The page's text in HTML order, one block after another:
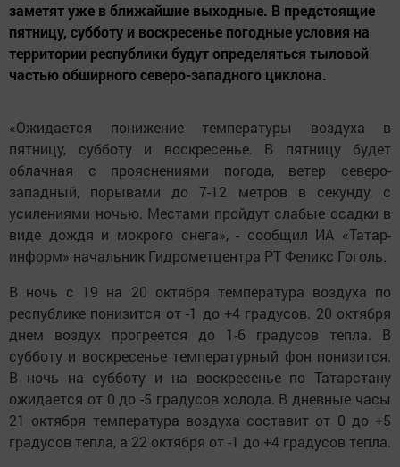
заметят уже в ближайшие выходные. В предстоящие
пятницу, субботу и воскресенье погодные условия на
территории республики будут определяться тыловой
частью обширного северо-западного циклона.
«Ожидается понижение температуры воздуха в
пятницу, субботу и воскресенье. В пятницу будет
облачная с прояснениями погода, ветер северо-
западный, порывами до 7-12 метров в секунду, с
усилениями ночью. Местами пройдут слабые осадки в
виде дождя и мокрого снега», - сообщил ИА «Татар-
информ» начальник Гидрометцентра РТ Феликс Гоголь.
В ночь с 19 на 20 октября температура воздуха по
республике понизится от -1 до +4 градусов. 20 октября
днем воздух прогреется до 1-6 градусов тепла. В
субботу и воскресенье температурный фон понизится.
В ночь на субботу и на воскресенье по Татарстану
ожидается от 0 до -5 градусов холода. В дневные часы
21 октября температура воздуха составит от 0 до +5
градусов тепла, а 22 октября от -1 до +4 градусов тепла.